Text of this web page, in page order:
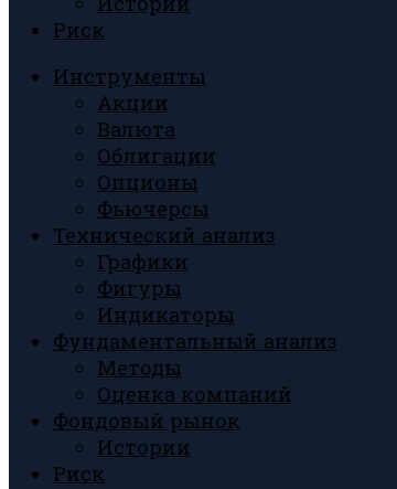
Риск
Инструменты
Акции
Валюта
Облигации
Опционы
Фьючерсы
Технический анализ
Графики
Фигуры
Индикаторы
Фундаментальный анализ
Методы
Оценка компаний
Фондовый рынок
Истории
Риск